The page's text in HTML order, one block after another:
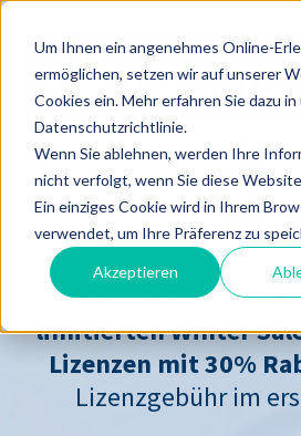
Um Ihnen ein angenehmes Online-
ermöglichen, setzen wir auf unserer
Cookies ein. Mehr erfahren Sie dazu
Datenschutzrichtlinie.
Wenn Sie ablehnen, werden Ihre
nicht verfolgt, wenn Sie diese
Ein einziges Cookie wird in Ihrem
verwendet, um Ihre Präferenz zu
Akzeptieren
Sichern Sie sich jetzt
limitierten Winter
Lizenzen mit 30%
Lizenzgebühr im